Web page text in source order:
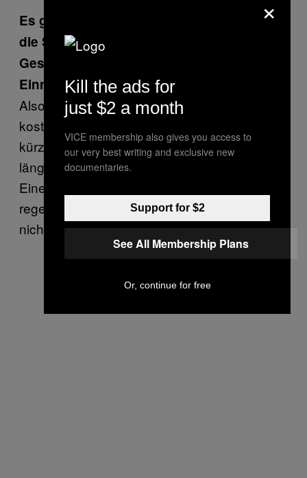
Es gibt mittlerweile Tattoofrei-Merch. Ist
die Seite tatsächlich auch eine Art
Geschäftsidee beziehungsweise
Einnahmequelle?
Also es gibt Sticker, die werden allerdings
kostenlos verteilt. Ansonsten hatte ich
kürzlich wieder eine T-Shirt-Aktion, die dann
länger lief, weil die Nachfrage so groß war.
Einen richtigen Shop oder Merch, der
regelmäßig verkauft wird, sowas wird es aber
nicht geben.
×
Kill the ads for
just $2 a month
VICE membership also gives you access to
our very best writing and exclusive new
documentaries.
Support for $2
See All Membership Plans
Or, continue for free